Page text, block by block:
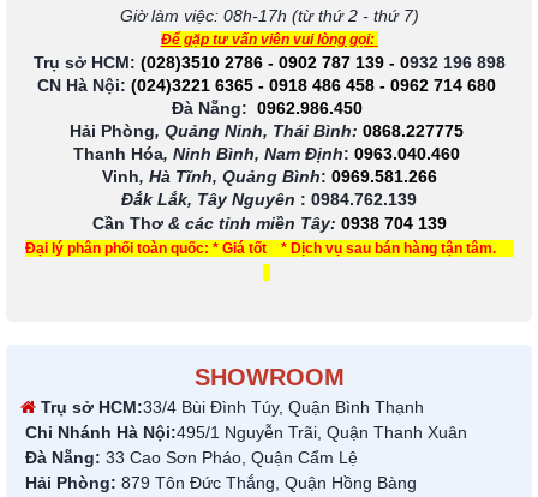
Giờ làm việc: 08h-17h (từ thứ 2 - thứ 7)
Để gặp tư vấn viên vui lòng gọi:
Trụ sở HCM: (028)3510 2786 - 0902 787 139- 0932 196 898
CN Hà Nội: (024)3221 6365 - 0918 486 458 - 0962 714 680
Đà Nẵng: 0962.986.450
Hải Phòng, Quảng Ninh, Thái Bình: 0868.227775
Thanh Hóa, Ninh Bình, Nam Định: 0963.040.460
Vinh, Hà Tĩnh, Quảng Bình: 0969.581.266
Đắk Lắk, Tây Nguyên : 0984.762.139
Cần Thơ & các tỉnh miền Tây: 0938 704 139
Đại lý phân phối toàn quốc: * Giá tốt * Dịch vụ sau bán hàng tận tâm.
SHOWROOM
Trụ sở HCM:33/4 Bùi Đình Túy, Quận Bình Thạnh
Chi Nhánh Hà Nội:495/1 Nguyễn Trãi, Quận Thanh Xuân
Đà Nẵng: 33 Cao Sơn Pháo, Quận Cẩm Lệ
Hải Phòng: 879 Tôn Đức Thắng, Quận Hồng Bàng